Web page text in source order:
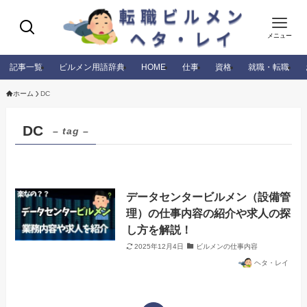
メニュー
記事一覧 ビルメン用語辞典 HOME 仕事 資格 就職・転職
ホーム DC
DC – tag –
データセンタービルメン（設備管
理）の仕事内容の紹介や求人の探
し方を解説！
2025年12月4日 ビルメンの仕事内容
ヘタ・レイ